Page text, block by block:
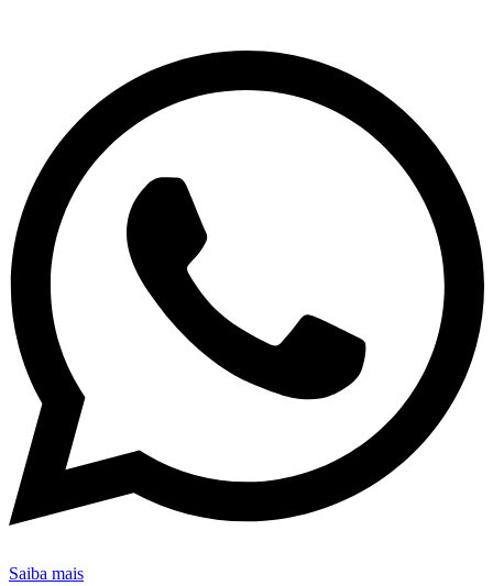
Saiba mais